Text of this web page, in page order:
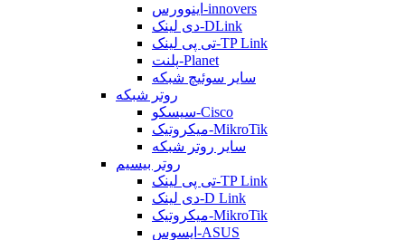
اینوورس-innovers
دی لینک-DLink
تی پی لینک-TP Link
پلنت-Planet
سایر سوئیچ شبکه
روتر شبکه
سیسکو-Cisco
میکروتیک-MikroTik
سایر روتر شبکه
روتر بیسیم
تی پی لینک-TP Link
دی لینک-D Link
میکروتیک-MikroTik
ایسوس-ASUS